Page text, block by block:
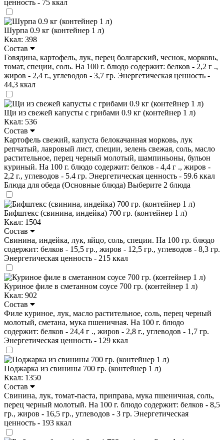
ценность - 75 ккал
Шурпа 0.9 кг (контейнер 1 л)
Ккал: 398
Состав
Говядина, картофель, лук, перец болгарский, чеснок, морковь,
томат, специи, соль. На 100 г. блюдо содержит: белков - 2,2 г .,
жиров - 2,4 г., углеводов - 3,7 гр. Энергетическая ценность -
44,3 ккал
Щи из свежей капусты с грибами 0.9 кг (контейнер 1 л)
Ккал: 536
Состав
Картофель свежий, капуста белокачанная морковь, лук
репчатый, лавровый лист, специи, зелень свежая, соль, масло
растительное, перец черный молотый, шампиньоны, бульон
куриный. На 100 г. блюдо содержит: белков - 4,4 г ., жиров -
2,2 г., углеводов - 5.4 гр. Энергетическая ценность - 59.6 ккал
Блюда для обеда (Основные блюда) Выберите 2 блюда
Бифштекс (свинина, индейка) 700 гр. (контейнер 1 л)
Ккал: 1504
Состав
Свинина, индейка, лук, яйцо, соль, специи. На 100 гр. блюдо
содержит: белков - 15,5 гр., жиров - 12,5 гр., углеводов - 8,3 гр.
Энергетическая ценность - 215 ккал
Куриное филе в сметанном соусе 700 гр. (контейнер 1 л)
Ккал: 902
Состав
Филе куриное, лук, масло растительное, соль, перец черный
молотый, сметана, мука пшеничная. На 100 г. блюдо
содержит: белков - 24,4 г ., жиров - 2,8 г., углеводов - 1,7 гр.
Энергетическая ценность - 129 ккал
Поджарка из свинины 700 гр. (контейнер 1 л)
Ккал: 1350
Состав
Свинина, лук, томат-паста, приправа, мука пшеничная, соль,
перец черный молотый. На 100 г. блюдо содержит: белков - 8,5
гр., жиров - 16,5 гр., углеводов - 3 гр. Энергетическая
ценность - 193 ккал